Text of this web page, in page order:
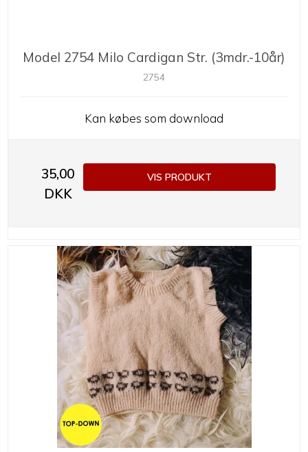
Model 2754 Milo Cardigan Str. (3mdr.-10år)
2754
Kan købes som download
35,00
DKK
VIS PRODUKT